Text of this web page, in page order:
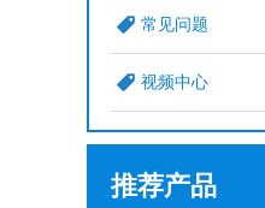
常见问题
视频中心
推荐产品